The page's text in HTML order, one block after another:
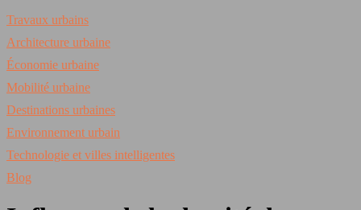
Travaux urbains
Architecture urbaine
Économie urbaine
Mobilité urbaine
Destinations urbaines
Environnement urbain
Technologie et villes intelligentes
Blog